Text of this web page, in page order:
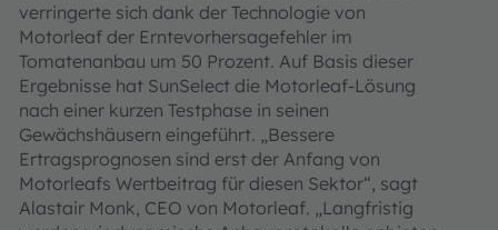
verringerte sich dank der Technologie von
Motorleaf der Erntevorhersagefehler im
Tomatenanbau um 50 Prozent. Auf Basis dieser
Ergebnisse hat SunSelect die Motorleaf-Lösung
nach einer kurzen Testphase in seinen
Gewächshäusern eingeführt. „Bessere
Ertragsprognosen sind erst der Anfang von
Motorleafs Wertbeitrag für diesen Sektor“, sagt
Alastair Monk, CEO von Motorleaf. „Langfristig